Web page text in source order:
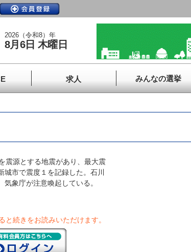
2026（令和8）年
8月6日 木曜日
求人 みんなの選挙
震源とする地震があり、最大震
市で震度１を記録した。石川
気象庁が注意喚起している。
と続きをお読みいただけます。